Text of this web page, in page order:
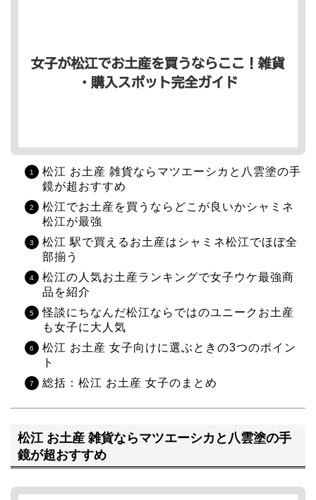
松江 お土産 雑貨ならマツエーシカと八雲塗の手
鏡が超おすすめ
松江でお土産を買うならどこが良いかシャミネ
松江が最強
松江 駅で買えるお土産はシャミネ松江でほぼ全
部揃う
松江の人気お土産ランキングで女子ウケ最強商
品を紹介
怪談にちなんだ松江ならではのユニークお土産
も女子に大人気
松江 お土産 女子向けに選ぶときの3つのポイン
ト
総括：松江 お土産 女子のまとめ
松江 お土産 雑貨ならマツエーシカと八雲塗の手
鏡が超おすすめ